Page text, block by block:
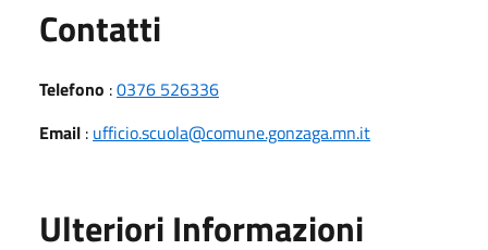
Contatti
Telefono :0376 526336
Email : ufficio.scuola@comune.gonzaga.mn.it
Ulteriori Informazioni